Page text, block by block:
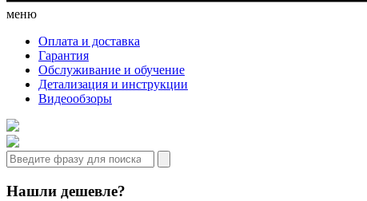
меню
Оплата и доставка
Гарантия
Обслуживание и обучение
Детализация и инструкции
Видеообзоры
Нашли дешевле?